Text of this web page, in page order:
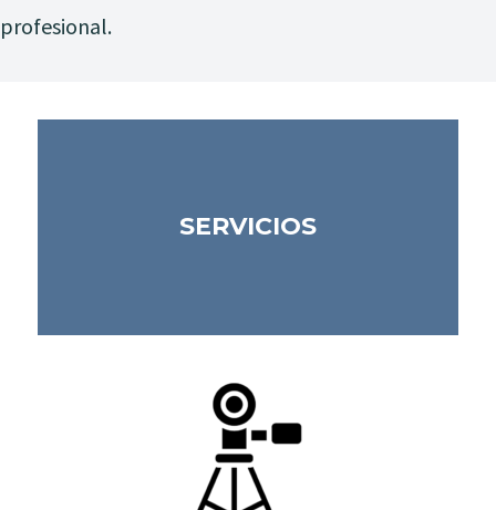
profesional.
SERVICIOS